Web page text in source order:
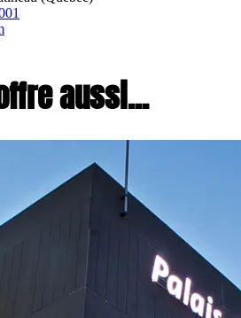
aussi...